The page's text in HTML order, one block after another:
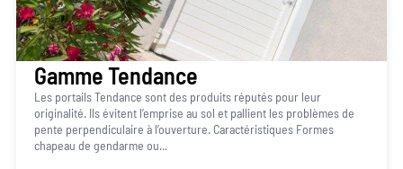
Gamme Tendance
Les portails Tendance sont des produits réputés pour leur
originalité. Ils évitent l’emprise au sol et pallient les problèmes de
pente perpendiculaire à l’ouverture. Caractéristiques Formes
chapeau de gendarme ou...